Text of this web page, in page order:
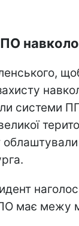
системи
має межу